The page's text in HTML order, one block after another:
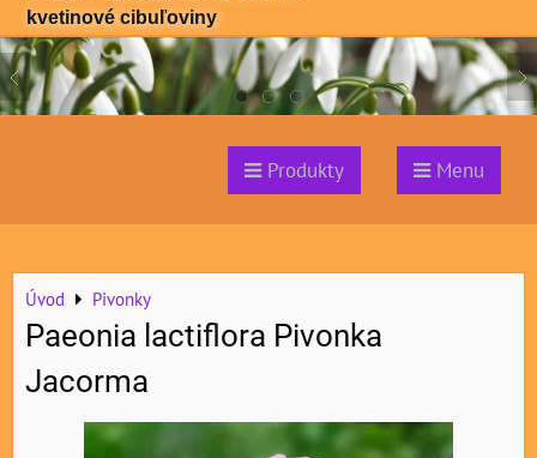
kvetinové cibuľoviny
Produkty Menu
Úvod Pivonky
Paeonia lactiflora Pivonka
Jacorma